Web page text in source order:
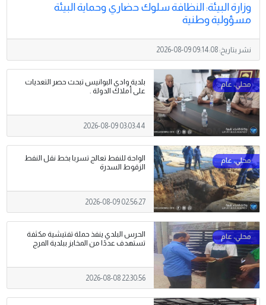
وزارة البيئة: النظافة سلوك حضاري وحماية البيئة
مسؤولية وطنية
نشر بتاريخ:2026-08-09 09:14:08
بلدية وادي البوانيس تبحث حصر التعديات
على أملاك الدولة .
2026-08-09 03:03:44
الواحة للنفط تعالج تسربا بخط نقل النفط
الزقوط السدرة
2026-08-09 02:56:27
الحرس البلدي ينفذ حملة تفتيشية مكثفة
تستهدف عددًا من المخابز ببلدية المرج
2026-08-08 22:30:56